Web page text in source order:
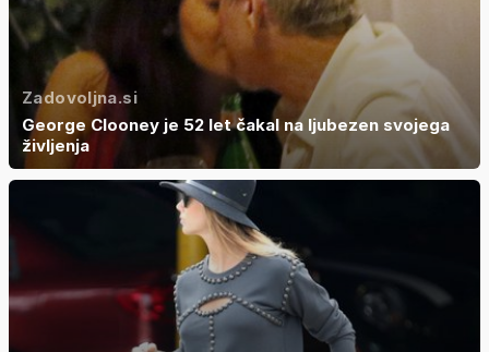
Zadovoljna.si
George Clooney je 52 let čakal na ljubezen svojega
življenja